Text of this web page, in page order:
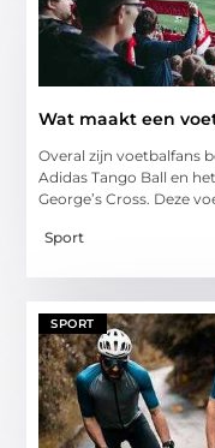
Wat maakt een
Overal zijn voetbalfans
Adidas Tango Ball en
George’s Cross. Deze
Sport
SPORT